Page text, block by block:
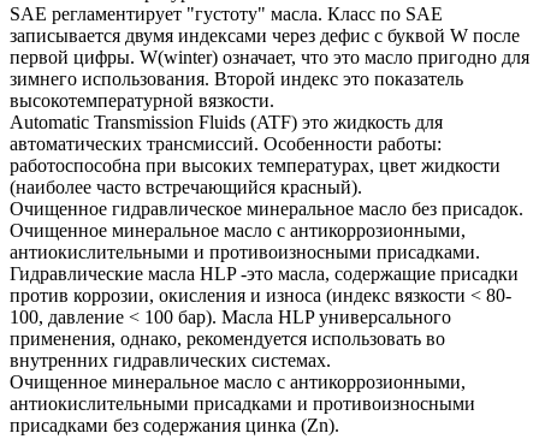
SAE регламентирует "густоту" масла. Класс по SAE
записывается двумя индексами через дефис с буквой W после
первой цифры. W(winter) означает, что это масло пригодно для
зимнего использования. Второй индекс это показатель
высокотемпературной вязкости.
Automatic Transmission Fluids (ATF) это жидкость для
автоматических трансмиссий. Особенности работы:
работоспособна при высоких температурах, цвет жидкости
(наиболее часто встречающийся красный).
Очищенное гидравлическое минеральное масло без присадок.
Очищенное минеральное масло с антикоррозионными,
антиокислительными и противоизносными присадками.
Гидравлические масла HLP -это масла, содержащие присадки
против коррозии, окисления и износа (индекс вязкости < 80-
100, давление < 100 бар). Масла HLP универсального
применения, однако, рекомендуется использовать во
внутренних гидравлических системах.
Очищенное минеральное масло с антикоррозионными,
антиокислительными присадками и противоизносными
присадками без содержания цинка (Zn).